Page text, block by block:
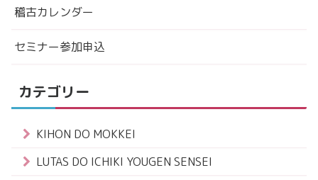
稽古カレンダー
セミナー参加申込
カテゴリー
KIHON DO MOKKEI
LUTAS DO ICHIKI YOUGEN SENSEI